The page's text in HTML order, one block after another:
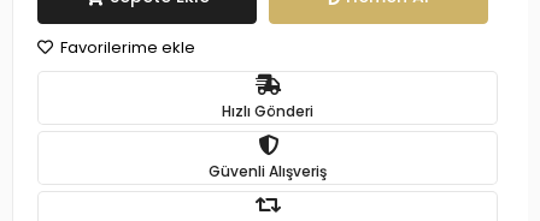
Favorilerime ekle
Hızlı Gönderi
Güvenli Alışveriş